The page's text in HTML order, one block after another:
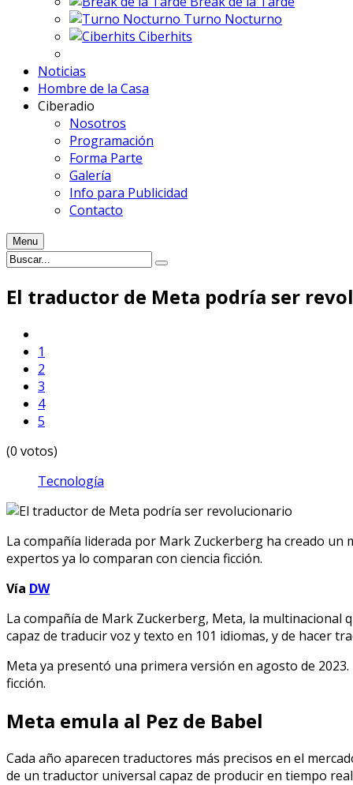
Turno Nocturno
Ciberhits
Noticias
Hombre de la Casa
Ciberadio
Nosotros
Programación
Forma Parte
Galería
Info para Publicidad
Contacto
Menu
El traductor de Meta podría ser
1
2
3
4
5
(0 votos)
Tecnología
La compañía liderada por Mark Zuckerberg ha creado
expertos ya lo comparan con ciencia ficción.
Vía DW
La compañía de Mark Zuckerberg, Meta, la multinacional
capaz de traducir voz y texto en 101 idiomas, y de hacer
Meta ya presentó una primera versión en agosto de
ficción.
Meta emula al Pez de Babel
Cada año aparecen traductores más precisos en el
de un traductor universal capaz de producir en tiempo